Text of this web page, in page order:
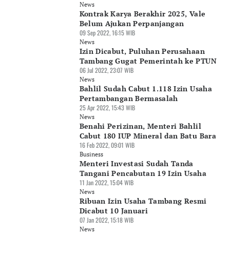
News
Kontrak Karya Berakhir 2025, Vale
Belum Ajukan Perpanjangan
09 Sep 2022, 16:15 WIB
News
Izin Dicabut, Puluhan Perusahaan
Tambang Gugat Pemerintah ke PTUN
06 Jul 2022, 23:07 WIB
News
Bahlil Sudah Cabut 1.118 Izin Usaha
Pertambangan Bermasalah
25 Apr 2022, 15:43 WIB
News
Benahi Perizinan, Menteri Bahlil
Cabut 180 IUP Mineral dan Batu Bara
16 Feb 2022, 09:01 WIB
Business
Menteri Investasi Sudah Tanda
Tangani Pencabutan 19 Izin Usaha
11 Jan 2022, 15:04 WIB
News
Ribuan Izin Usaha Tambang Resmi
Dicabut 10 Januari
07 Jan 2022, 15:18 WIB
News